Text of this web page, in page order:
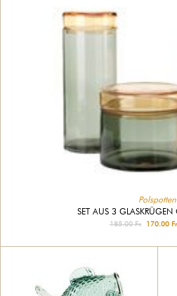
Polspotten
SET AUS 3
185.00 Fr.170.00 Fr.